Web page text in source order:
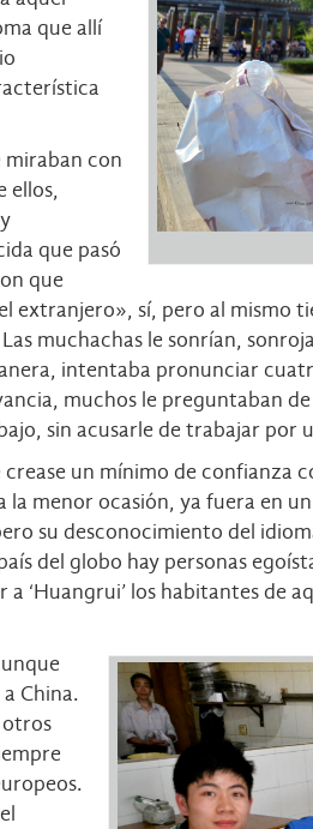
que allí
miraban con
ellos,
que pasó
que
extranjero», sí, pero al mismo
muchachas le sonrían,
intentaba pronunciar
muchos le preguntaban
sin acusarle de trabajar por
un mínimo de confianza
menor ocasión, ya fuera en
su desconocimiento del
del globo hay personas
‘Huangrui’ los habitantes de
China.
otros